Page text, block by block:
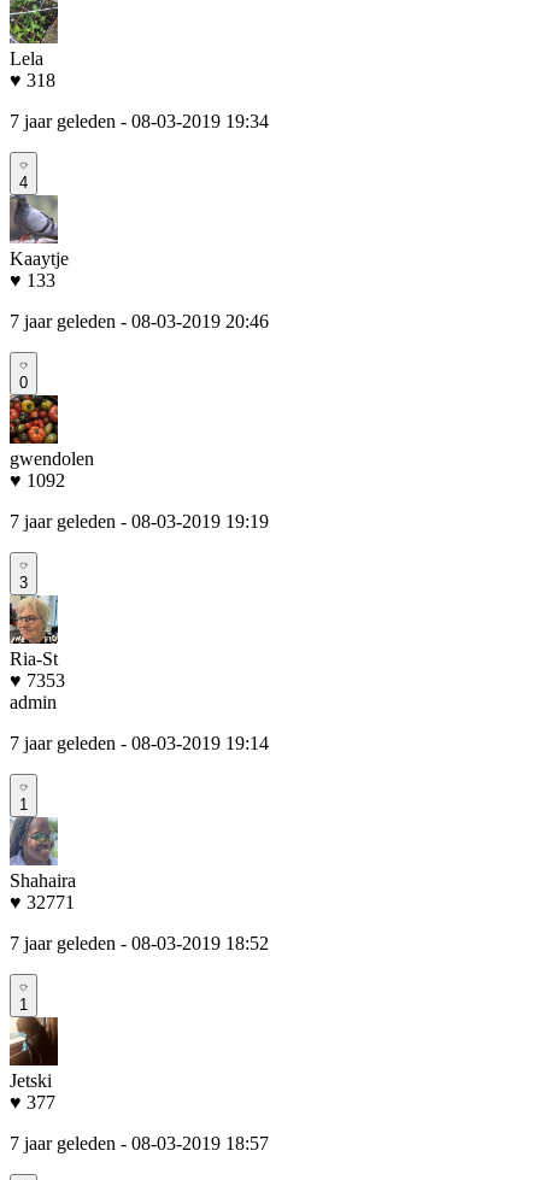
Lela
♥ 318
7 jaar geleden - 08-03-2019 19:34
4
Kaaytje
♥ 133
7 jaar geleden - 08-03-2019 20:46
0
gwendolen
♥ 1092
7 jaar geleden - 08-03-2019 19:19
3
Ria-St
♥ 7353
admin
7 jaar geleden - 08-03-2019 19:14
1
Shahaira
♥ 32771
7 jaar geleden - 08-03-2019 18:52
1
Jetski
♥ 377
7 jaar geleden - 08-03-2019 18:57